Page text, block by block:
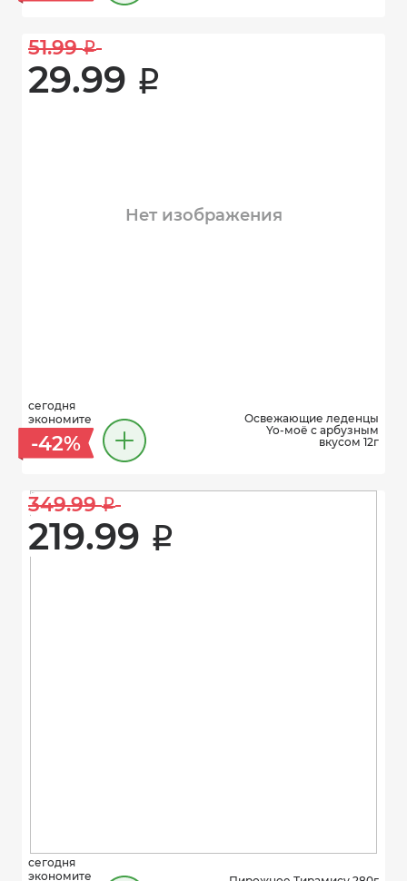
51.99 i
29.99 i
Нет изображения
сегодня
экономите
-42%
Освежающие леденцы
Yo-моё с арбузным
вкусом 12г
349.99 i
219.99 i
сегодня
экономите